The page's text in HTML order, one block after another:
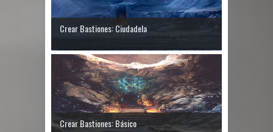
Crear Bastiones: Ciudadela
Crear Bastiones: Básico